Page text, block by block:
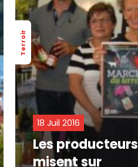
Terroir
18 Juil 2016
Les producteurs
misent sur